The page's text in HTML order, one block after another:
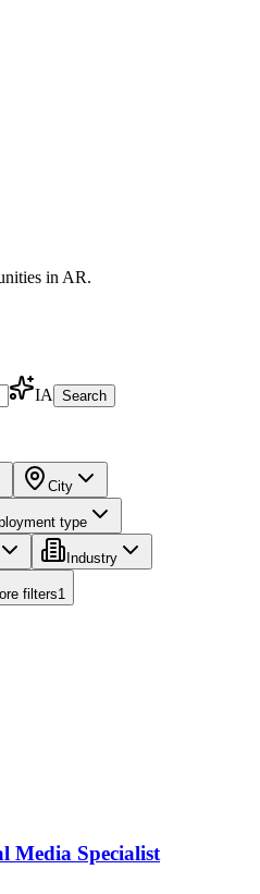
in AR.
IA Search
City
type
Industry
filters1
Media Specialist